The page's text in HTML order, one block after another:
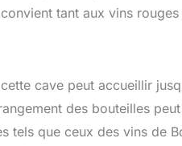
tant aux vins rouges
cave peut accueillir
des bouteilles
tels que ceux des vins de